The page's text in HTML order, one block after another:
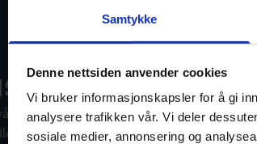
Samtykke
Denne nettsiden anvender cookies
Vi bruker informasjonskapsler for å gi
analysere trafikken vår. Vi deler
sosiale medier, annonsering og
Bestill ny
gratis
nye huskatalog. Katalogen er full av nye
boliginspirasjon og kundereportasjer. Vår